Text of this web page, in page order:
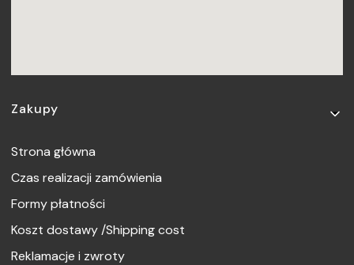
Linki w stopce
Zakupy
Strona główna
Czas realizacji zamówienia
Formy płatności
Koszt dostawy /Shipping cost
Reklamacje i zwroty